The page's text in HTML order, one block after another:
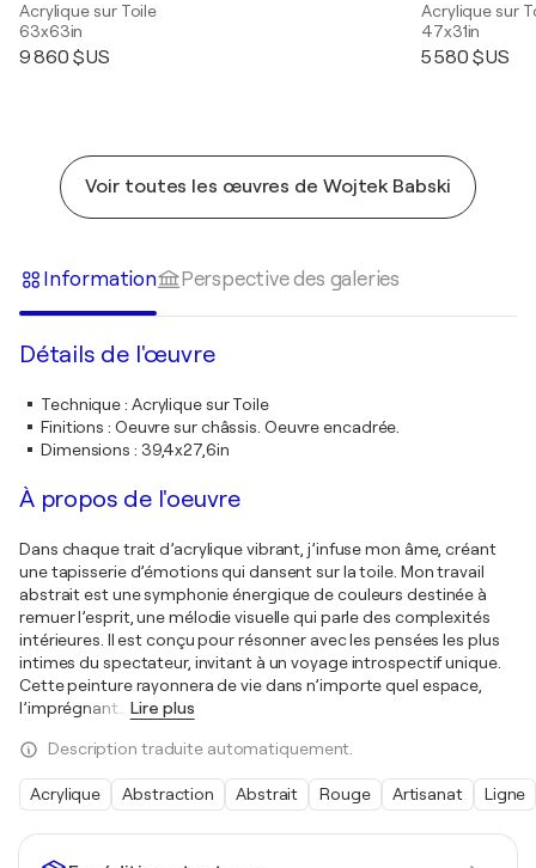
Acrylique sur Toile
63x63in
9 860 $US
Acrylique sur
47x31in
5 580 $US
Voir toutes les œuvres de Wojtek Babski
Information Perspective des galeries
Détails de l'œuvre
Technique: Acrylique sur Toile
Finitions : Oeuvre sur châssis. Oeuvre encadrée.
Dimensions : 39,4x27,6in
À propos de l'oeuvre
Dans chaque trait d’acrylique vibrant, j’infuse mon âme, créant
une tapisserie d’émotions qui dansent sur la toile. Mon travail
abstrait est une symphonie énergique de couleurs destinée à
remuer l’esprit, une mélodie visuelle qui parle des complexités
intérieures. Il est conçu pour résonner avec les pensées les plus
intimes du spectateur, invitant à un voyage introspectif unique.
Cette peinture rayonnera de vie dans n’importe quel espace,
l’imprégnant
Lire plus
Description traduite automatiquement.
Acrylique Abstraction Abstrait Rouge Artisanat Ligne